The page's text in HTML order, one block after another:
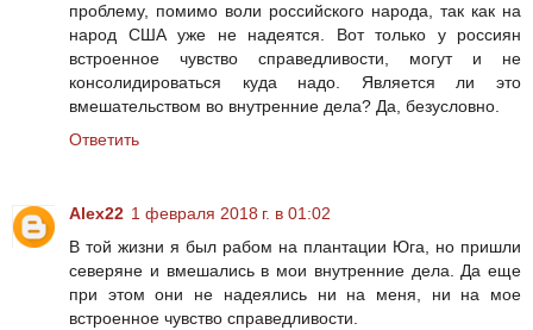
проблему, помимо воли российского народа, так как на
народ США уже не надеятся. Вот только у россиян
встроенное чувство справедливости, могут и не
консолидироваться куда надо. Является ли это
вмешательством во внутренние дела? Да, безусловно.
Ответить
Alex22 1 февраля 2018 г. в 01:02
В той жизни я был рабом на плантации Юга, но пришли
северяне и вмешались в мои внутренние дела. Да еще
при этом они не надеялись ни на меня, ни на мое
встроенное чувство справедливости.